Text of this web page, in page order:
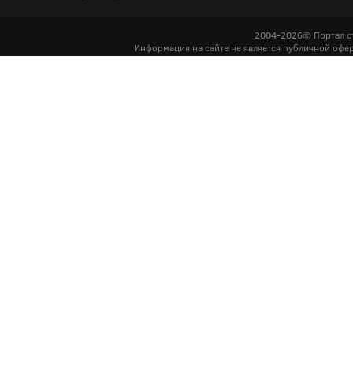
2004-2026© Портал
Информация на сайте не является публичной